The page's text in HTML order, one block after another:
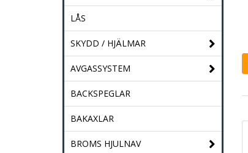
LÅS
SKYDD / HJÄLMAR
AVGASSYSTEM
BACKSPEGLAR
BAKAXLAR
BROMS HJULNAV